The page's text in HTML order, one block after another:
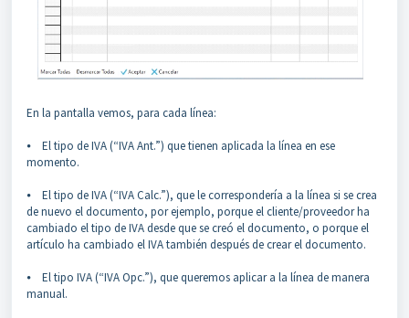
En la pantalla vemos, para cada línea:
⦁ El tipo de IVA (“IVA Ant.”) que tienen aplicada la línea en ese
momento.
⦁ El tipo de IVA (“IVA Calc.”), que le correspondería a la línea si se crea
de nuevo el documento, por ejemplo, porque el cliente/proveedor ha
cambiado el tipo de IVA desde que se creó el documento, o porque el
artículo ha cambiado el IVA también después de crear el documento.
⦁ El tipo IVA (“IVA Opc.”), que queremos aplicar a la línea de manera
manual.